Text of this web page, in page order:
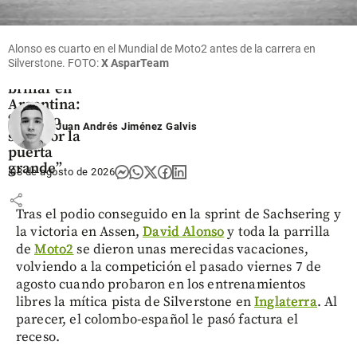
Jáminton
Campaz
revela su
futuro tras
brillar en
Argentina:
“Quiero
salir por la
puerta
grande”
share
Alonso es cuarto en el Mundial de Moto2 antes de la carrera en
Silverstone. FOTO:X AsparTeam
Juan Andrés Jiménez Galvis
08 de agosto de 2026
Tras el podio conseguido en la sprint de Sachsering y
la victoria en Assen,David Alonsoy toda la parrilla
deMoto2 se dieron unas merecidas vacaciones,
volviendo a la competición el pasado viernes 7 de
agosto cuando probaron en los entrenamientos
libres la mítica pista de Silverstone enInglaterra. Al
parecer, el colombo-español le pasó factura el
receso.